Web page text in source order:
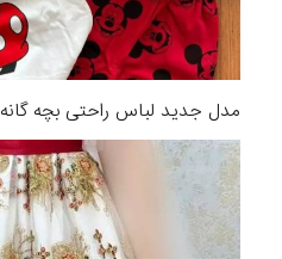
مدل جدید لباس راحتی بچه گانه